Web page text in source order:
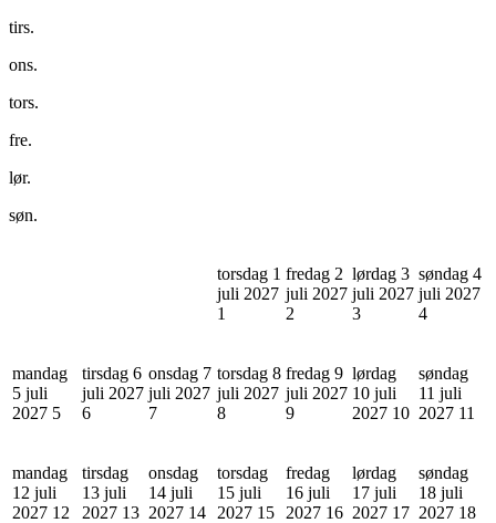
tirs.
ons.
tors.
fre.
lør.
søn.
torsdag 1
juli 2027
1
fredag 2
juli 2027
2
lørdag 3
juli 2027
3
søndag 4
juli 2027
4
mandag
5 juli
2027 5
tirsdag 6
juli 2027
6
onsdag 7
juli 2027
7
torsdag 8
juli 2027
8
fredag 9
juli 2027
9
lørdag
10 juli
2027 10
søndag
11 juli
2027 11
mandag
12 juli
2027 12
tirsdag
13 juli
2027 13
onsdag
14 juli
2027 14
torsdag
15 juli
2027 15
fredag
16 juli
2027 16
lørdag
17 juli
2027 17
søndag
18 juli
2027 18